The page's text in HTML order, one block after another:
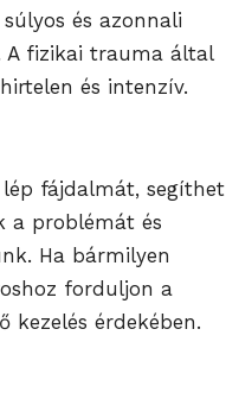
és azonnali
A fizikai trauma által
és intenzív.
fájdalmát, segíthet
a problémát és
Ha bármilyen
forduljon a
kezelés érdekében.